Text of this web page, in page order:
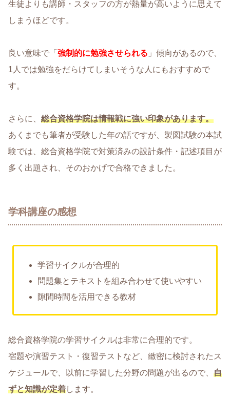
生徒よりも講師・スタッフの方が熱量が高いように思えて
しまうほどです。
良い意味で「 強制的に勉強させられる 」傾向があるので、
1人では勉強をだらけてしまいそうな人にもおすすめで
す。
さらに、 総合資格学院は情報戦に強い印象があります。
あくまでも筆者が受験した年の話ですが、製図試験の本試
験では、総合資格学院で対策済みの設計条件・記述項目が
多く出題され、そのおかげで合格できました。
学科講座の感想
学習サイクルが合理的
問題集とテキストを組み合わせて使いやすい
隙間時間を活用できる教材
総合資格学院の学習サイクルは非常に合理的です。
宿題や演習テスト・復習テストなど、緻密に検討されたス
ケジュールで、以前に学習した分野の問題が出るので、 自
ずと知識が定着します。